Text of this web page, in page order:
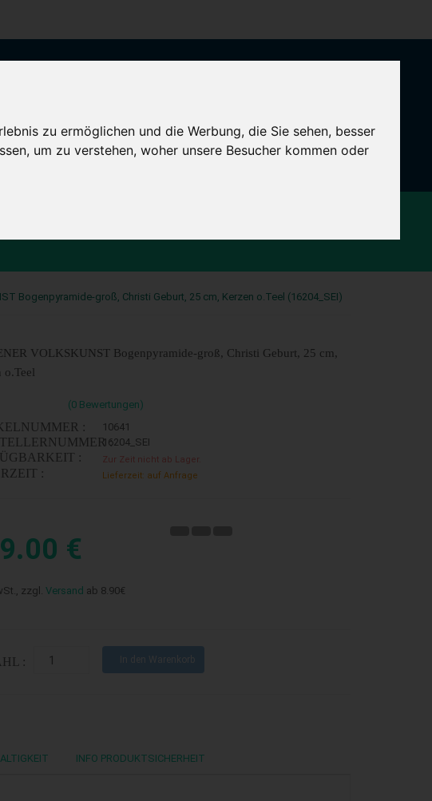
zu ermöglichen und die Werbung, die Sie sehen, besser
um zu verstehen, woher unsere Besucher kommen oder
Bogenpyramide-groß, Christi Geburt, 25 cm, Kerzen o.Teel (16204_SEI)
VOLKSKUNST Bogenpyramide-groß, Christi Geburt, 25 cm,
o.Teel
(0 Bewertungen)
: 10641
:
16204_SEI
: Zur Zeit nicht ab Lager.
: Lieferzeit: auf Anfrage
€
zzgl.Versand ab 8.90€
: In den Warenkorb
INFO PRODUKTSICHERHEIT